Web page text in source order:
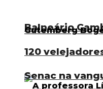
Balneário
120
Senac na